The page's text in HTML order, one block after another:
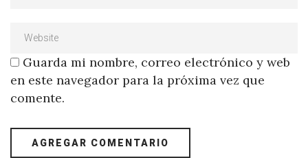
Guarda mi nombre, correo electrónico y web
en este navegador para la próxima vez que
comente.